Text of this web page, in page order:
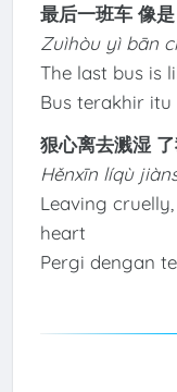
最后一班车 像
Zuìhòu yì bān
The last bus is
Bus terakhir
狠心离去溅湿
Hěnxīn líqù
Leaving
heart
Pergi dengan